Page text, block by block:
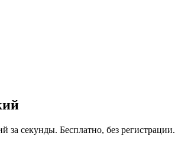
за секунды. Бесплатно, без регистрации.